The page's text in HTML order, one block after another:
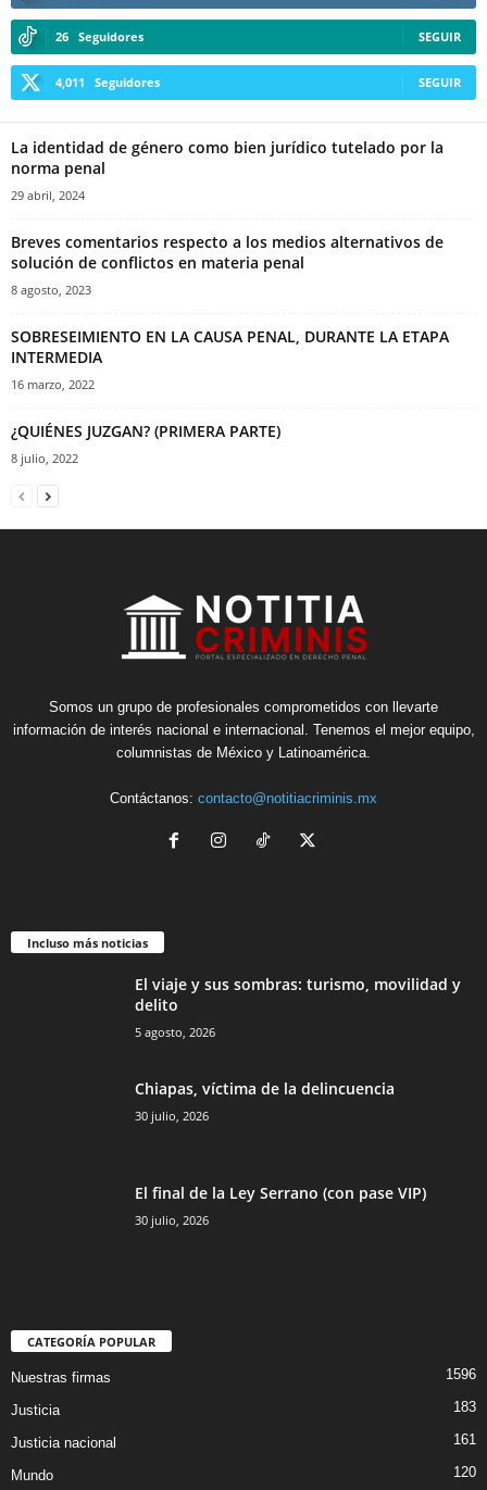
26 Seguidores SEGUIR
4,011 Seguidores SEGUIR
La identidad de género como bien jurídico tutelado por la
norma penal
29 abril, 2024
Breves comentarios respecto a los medios alternativos de
solución de conflictos en materia penal
8 agosto, 2023
SOBRESEIMIENTO EN LA CAUSA PENAL, DURANTE LA ETAPA
INTERMEDIA
16 marzo, 2022
¿QUIÉNES JUZGAN? (PRIMERA PARTE)
8 julio, 2022
Somos un grupo de profesionales comprometidos con llevarte
información de interés nacional e internacional. Tenemos el mejor equipo,
columnistas de México y Latinoamérica.
Contáctanos: contacto@notitiacriminis.mx
Incluso más noticias
El viaje y sus sombras: turismo, movilidad y
delito
5 agosto, 2026
Chiapas, víctima de la delincuencia
30 julio, 2026
El final de la Ley Serrano (con pase VIP)
30 julio, 2026
CATEGORÍA POPULAR
Nuestras firmas 1596
Justicia 183
Justicia nacional 161
Mundo 120